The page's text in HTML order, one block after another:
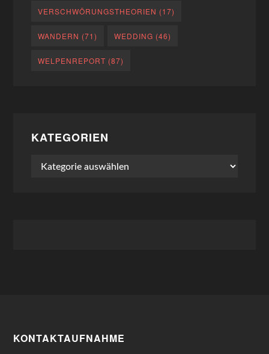
VERSCHWÖRUNGSTHEORIEN (17)
WANDERN (71) WEDDING (46)
WELPENREPORT (87)
KATEGORIEN
Kategorien
KONTAKTAUFNAHME